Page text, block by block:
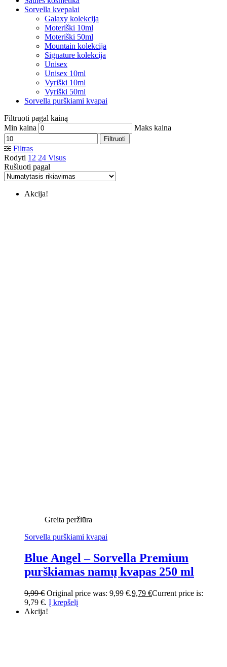
Sorvella kvepalai
Galaxy kolekcija
Moteriški 10ml
Moteriški 50ml
Mountain kolekcija
Signature kolekcija
Unisex
Unisex 10ml
Vyriški 10ml
Vyriški 50ml
Sorvella purškiami kvapai
Filtruoti pagal kainą
Min kaina
Maks kaina
Filtruoti
Filtras
Rodyti 12 24 Visus
Rušiuoti pagal
Akcija!
Greita peržiūra
Sorvella purškiami kvapai
Blue Angel – Sorvella Premium
purškiamas namų kvapas 250 ml
9,99€ Original price was: 9,99 €.9,79 €Current price is:
9,79 €. Į krepšelį
Akcija!